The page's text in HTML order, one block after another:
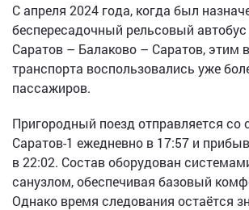
С апреля 2024 года, когда был
беспересадочный рельсовый
Саратов – Балаково – Саратов, этим
транспорта воспользовались уже
пассажиров.
Пригородный поезд отправляется со
Саратов-1 ежедневно в 17:57 и
в 22:02. Состав оборудован
санузлом, обеспечивая базовый
Однако время следования остаётся